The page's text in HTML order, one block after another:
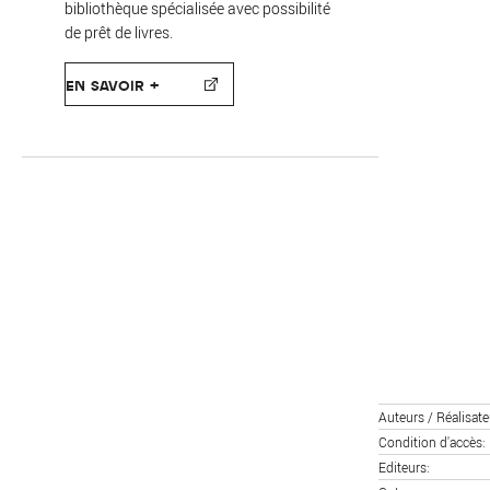
bibliothèque spécialisée avec possibilité
de prêt de livres.
EN SAVOIR +
Auteurs /
Condition d'accès
Editeurs